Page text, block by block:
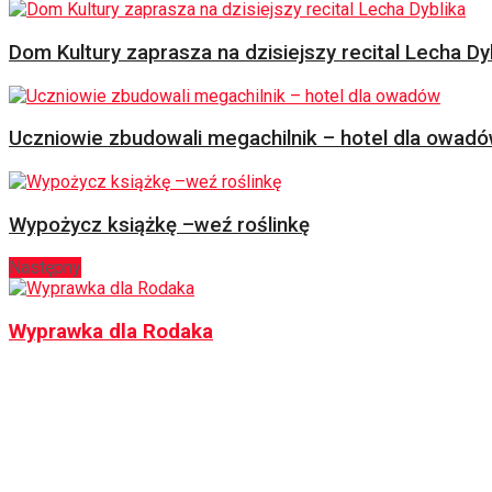
Dom Kultury zaprasza na dzisiejszy recital Lecha
Uczniowie zbudowali megachilnik – hotel dla
Wypożycz książkę –weź roślinkę
Następny
Wyprawka dla Rodaka